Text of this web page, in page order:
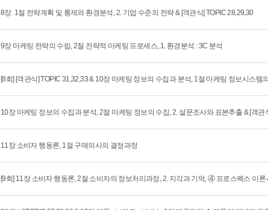
8장. 1절 전략계획 및 통제와 환경분석, 2. 기업 수준의 전략 & [객관식] TOPIC 28,29,30
9장 마케팅 전략의 수립, 2절 전략적 마케팅 프로세스, 1. 환경분석 : 3C 분석
[8회] [객관식] TOPIC 31,32,33 & 10장 마케팅 정보의 수집과 분석, 1절 마케팅 정보시스템
10장 마케팅 정보의 수집과 분석, 2절 마케팅 정보의 수집, 2. 설문조사와 표본추출 & [객관
11장 소비자 행동론, 1절 구매의사의 결정과정
[9회] 11장 소비자 행동론, 2절 소비자의 정보처리과정, 2. 지각과 기억, ④ 프로스펙스 이론